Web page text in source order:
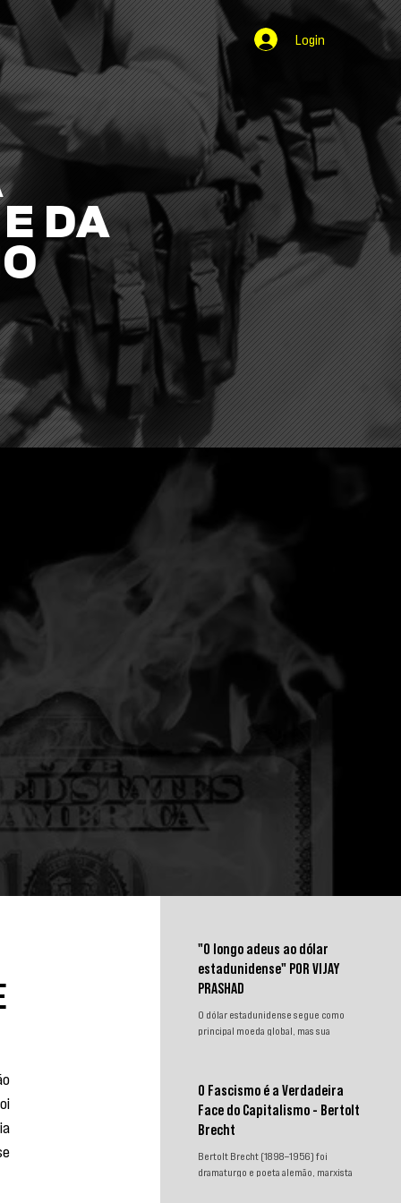
DA
Login
"O longo adeus ao dólar
estadunidense" POR VIJAY
PRASHAD
O dólar estadunidense segue como
principal moeda global, mas sua
impulsionam a desdolarização. O
processo, porém, é gradual e exige
novas instituições financeiras capazes
soberano e reduzir a dependência do
sistema monetário dominado pelos
O Fascismo é a Verdadeira
Face do Capitalismo - Bertolt
Brecht
Bertolt Brecht (1898–1956) foi
dramaturgo e poeta alemão, marxista